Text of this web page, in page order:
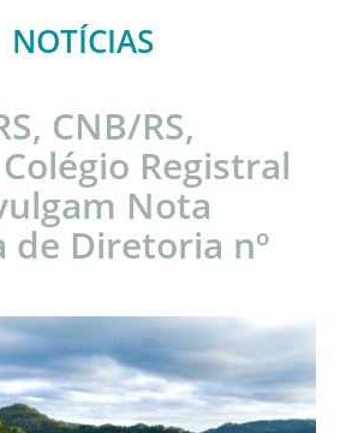
NOTÍCIAS
CNB/RS,
Colégio Registral
Nota
de Diretoria nº